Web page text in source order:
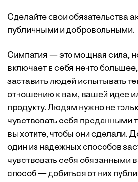
Сделайте свои обязательства
публичными и добровольными.
Симпатия — это мощная сила,
включает в себя нечто
заставить людей испытывать
отношению к вам, вашей идее
продукту. Людям нужно не
чувствовать себя преданными
вы хотите, чтобы они сделали.
один из надежных способов
чувствовать себя обязанными
способ — добиться от них